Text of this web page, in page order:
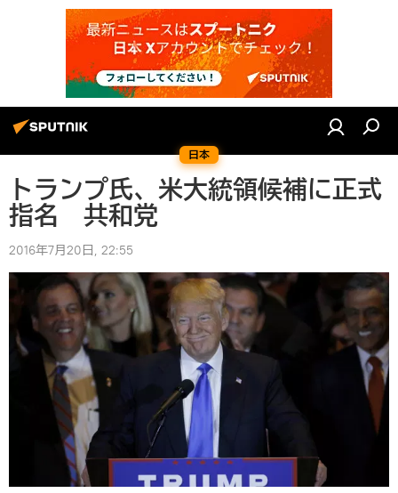
日本
トランプ氏、米大統領候補に正式
指名 共和党
2016年7月20日, 22:55